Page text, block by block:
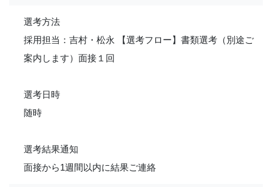
選考方法
採用担当：吉村・松永 【選考フロー】書類選考（別途ご
案内します）面接１回
選考日時
随時
選考結果通知
面接から1週間以内に結果ご連絡